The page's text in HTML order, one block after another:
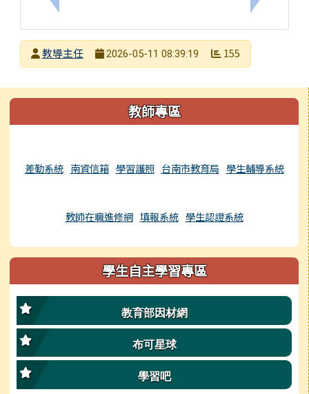
發布者
教導主任
2026-05-11 08:39:19 155
左邊區域內容 教師專區
差勤系統 南資信箱 學習護照 台南市教育局 學生輔導系統
教師在職進修網 填報系統 學生認證系統
學生自主學習專區
教育部因材網
布可星球
學習吧